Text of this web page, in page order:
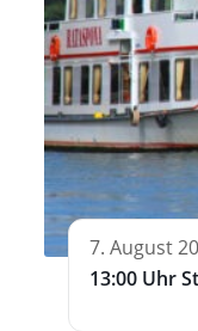
7. August
13:00 Uhr